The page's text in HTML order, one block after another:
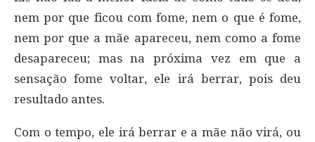
nem por que ficou com fome, nem o que é fome,
nem por que a mãe apareceu, nem como a fome
desapareceu; mas na próxima vez em que a
sensação fome voltar, ele irá berrar, pois deu
resultado antes.
Com o tempo, ele irá berrar e a mãe não virá, ou